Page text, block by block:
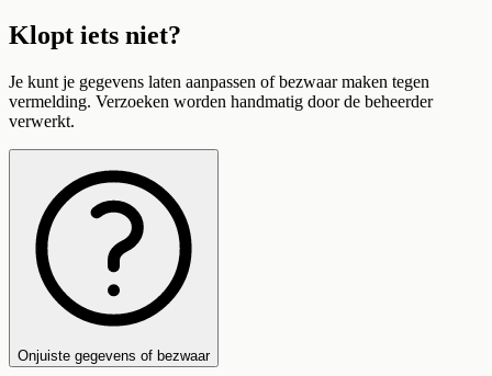
Klopt iets niet?
Je kunt je gegevens laten aanpassen of bezwaar maken tegen
vermelding. Verzoeken worden handmatig door de beheerder
verwerkt.
Onjuiste gegevens of bezwaar